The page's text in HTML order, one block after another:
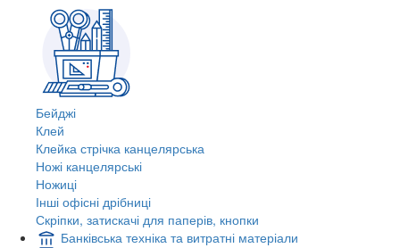
Бейджі
Клей
Клейка стрічка канцелярська
Ножі канцелярські
Ножиці
Інші офісні дрібниці
Скріпки, затискачі для паперів, кнопки
Банківська техніка та витратні матеріали